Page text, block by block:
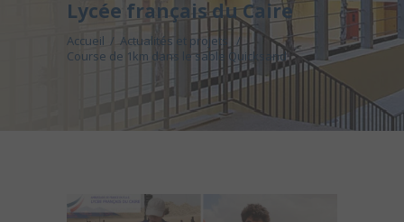
Lycée français du Caire
Accueil / Actualités et projets
/
Course de 1km dans le sable Quicksand